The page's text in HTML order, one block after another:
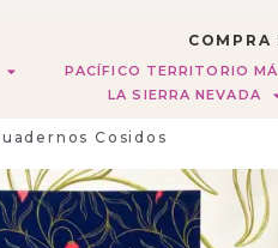
COMPRA
PACÍFICO TERRITORIO
LA SIERRA NEVADA
Cosidos